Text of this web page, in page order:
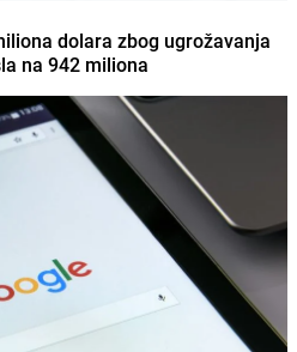
dolara zbog ugrožavanja
na 942 miliona